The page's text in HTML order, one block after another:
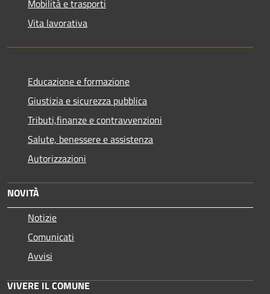
Mobilità e trasporti
Vita lavorativa
Educazione e formazione
Giustizia e sicurezza pubblica
Tributi,finanze e contravvenzioni
Salute, benessere e assistenza
Autorizzazioni
NOVITÀ
Notizie
Comunicati
Avvisi
VIVERE IL COMUNE